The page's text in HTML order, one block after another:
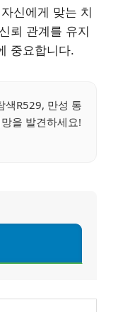
신에게 맞는 치
뢰 관계를 유지
중요합니다.
색R529, 만성 통
을 발견하세요!